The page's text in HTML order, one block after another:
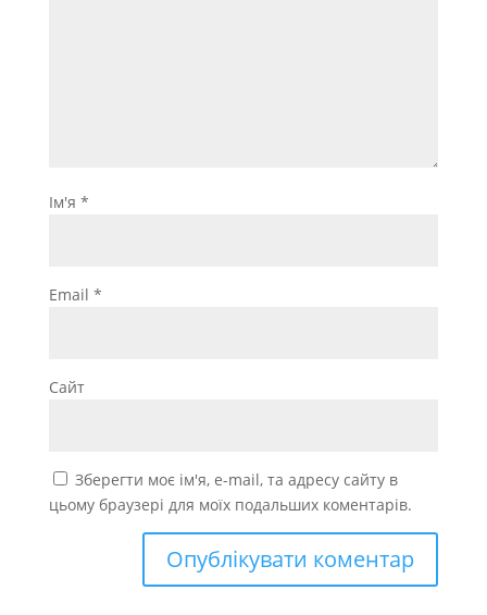
Ім'я *
Email *
Сайт
Зберегти моє ім'я, e-mail, та адресу сайту в
цьому браузері для моїх подальших коментарів.